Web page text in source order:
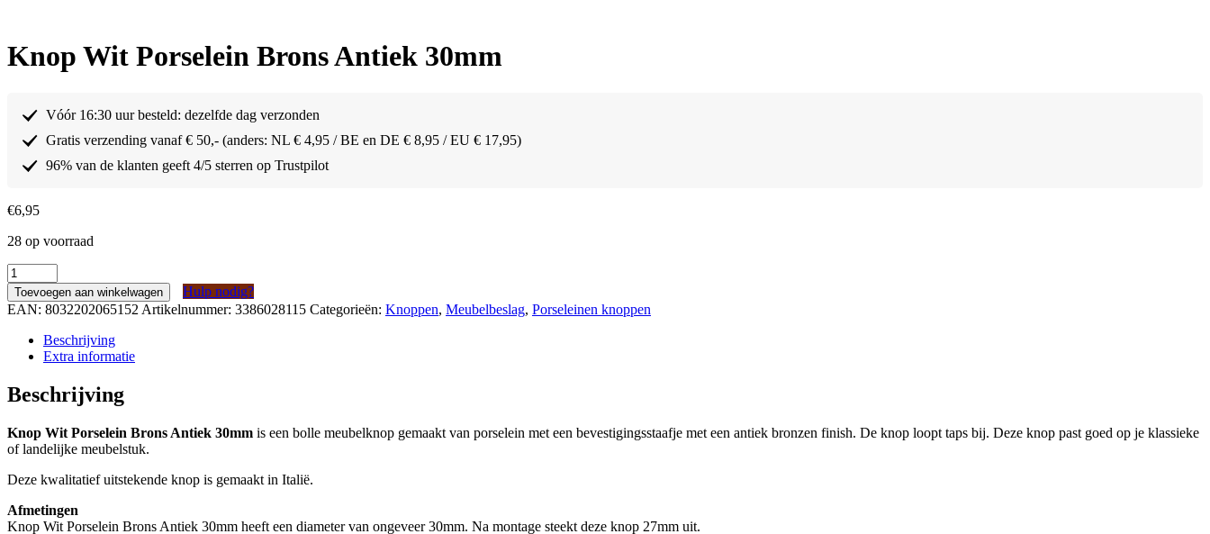
Knop Wit Porselein Brons Antiek 30mm
Vóór 16:30 uur besteld: dezelfde dag verzonden
Gratis verzending vanaf € 50,- (anders: NL € 4,95 / BE en DE € 8,95 / EU € 17,95)
96% van de klanten geeft 4/5 sterren op Trustpilot
€6,95
28 op voorraad
Knop
Wit
Porselein
Brons
Antiek
30mm
Toevoegen aan winkelwagen
Hulp nodig?
EAN: 8032202065152 Artikelnummer: 3386028115 Categorieën: Knoppen, Meubelbeslag, Porseleinen knoppen
Beschrijving
Extra informatie
Beschrijving
Knop Wit Porselein Brons Antiek 30mm is een bolle meubelknop gemaakt van porselein met een bevestigingsstaafje met een antiek bronzen finish. De knop loopt taps bij. Deze knop past goed op je klassieke
of landelijke meubelstuk.
Deze kwalitatief uitstekende knop is gemaakt in Italië.
Afmetingen
Knop Wit Porselein Brons Antiek 30mm heeft een diameter van ongeveer 30mm. Na montage steekt deze knop 27mm uit.